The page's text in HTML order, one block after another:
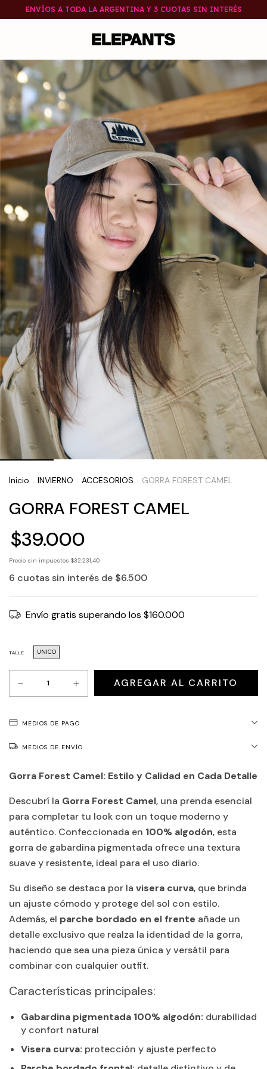
ENVÍOS A TODA LA ARGENTINA Y 3 CUOTAS SIN INTERÉS
Inicio . INVIERNO . ACCESORIOS . GORRA FOREST CAMEL
GORRA FOREST CAMEL
$39.000
6 cuotas sin interés de $6.500
Precio sin impuestos $32.231,40
Envío gratis superando los $160.000
TALLE UNICO
MEDIOS DE PAGO
MEDIOS DE ENVÍO
Gorra Forest Camel: Estilo y Calidad en Cada Detalle
Descubrí la Gorra Forest Camel, una prenda esencial
para completar tu look con un toque moderno y
auténtico. Confeccionada en 100% algodón, esta
gorra de gabardina pigmentada ofrece una textura
suave y resistente, ideal para el uso diario.
Su diseño se destaca por la visera curva, que brinda
un ajuste cómodo y protege del sol con estilo.
Además, el parche bordado en el frente añade un
detalle exclusivo que realza la identidad de la gorra,
haciendo que sea una pieza única y versátil para
combinar con cualquier outfit.
Características principales:
Gabardina pigmentada 100% algodón: durabilidad
y confort natural
Visera curva: protección y ajuste perfecto